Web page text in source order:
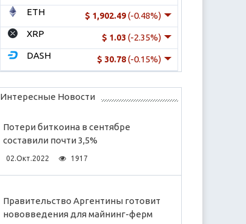
$ 1,902.49(-0.48%)
ETH
$ 1.03 (-2.35%)
XRP
$ 30.78(-0.15%)
DASH
Интересные Новости
Потери биткоина в сентябре
составили почти 3,5%
02.Окт.2022 1917
Правительство Аргентины готовит
нововведения для майнинг-ферм